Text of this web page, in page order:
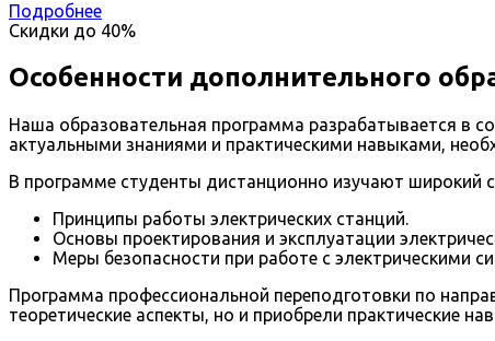
Подробнее
Скидки до 40%
Особенности дополнительного
Наша образовательная программа разрабатывается в
актуальными знаниями и практическими навыками,
В программе студенты дистанционно изучают широкий
Принципы работы электрических станций.
Основы проектирования и эксплуатации
Меры безопасности при работе с электрическими
Программа профессиональной переподготовки по
теоретические аспекты, но и приобрели практические